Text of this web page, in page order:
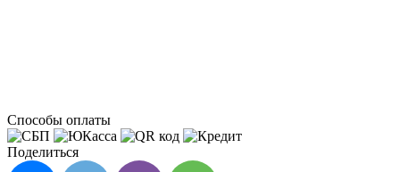
Способы оплаты
Поделиться